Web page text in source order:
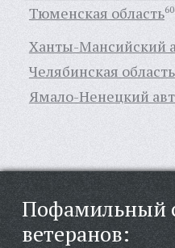
Тюменская область
Ханты-Мансийский
Челябинская область
Ямало-Ненецкий
Пофамильный
ветеранов: